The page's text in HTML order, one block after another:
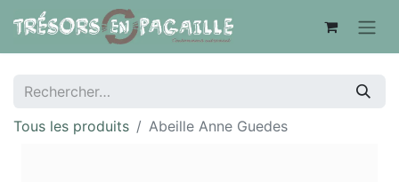
Tous les produits Abeille Anne Guedes